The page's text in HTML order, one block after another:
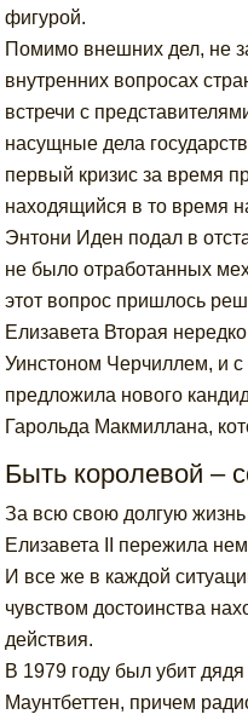
фигурой.
Помимо внешних дел, не
внутренних вопросах
встречи с
насущные дела
первый кризис за время
находящийся в то время
Энтони Иден подал в
не было отработанных
этот вопрос пришлось
Елизавета Вторая
Уинстоном Черчиллем, и с
предложила нового
Гарольда Макмиллана,
Быть королевой –
За всю свою долгую
Елизавета II пережила
И все же в каждой
чувством достоинства
действия.
В 1979 году был убит
Маунтбеттен, причем